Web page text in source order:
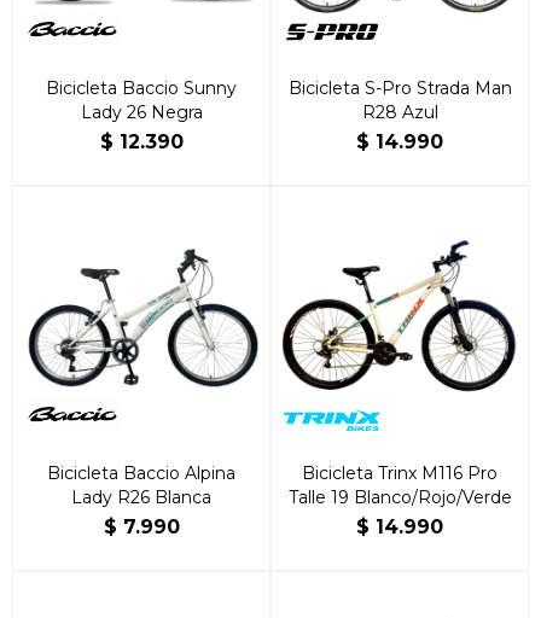
Bicicleta Baccio Sunny
Lady 26 Negra
$ 12.390
Bicicleta S-Pro Strada Man
R28 Azul
$ 14.990
Bicicleta Baccio Alpina
Lady R26 Blanca
$ 7.990
Bicicleta Trinx M116 Pro
Talle 19 Blanco/Rojo/Verde
$ 14.990